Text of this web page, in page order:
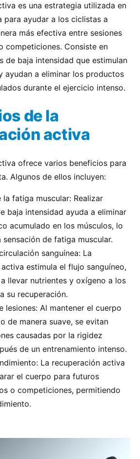
es una estrategia utilizada en
para ayudar a los ciclistas a
más efectiva entre sesiones
competiciones. Consiste en
de baja intensidad que estimulan
ayudan a eliminar los productos
durante el ejercicio intenso.
de la
activa
ofrece varios beneficios para
Algunos de ellos incluyen:
la fatiga muscular: Realizar
baja intensidad ayuda a eliminar
acumulado en los músculos, lo
sensación de fatiga muscular.
sanguínea: La
estimula el flujo sanguíneo,
llevar nutrientes y oxígeno a los
su recuperación.
lesiones: Al mantener el cuerpo
de manera suave, se evitan
causadas por la rigidez
de un entrenamiento intenso.
La recuperación activa
el cuerpo para futuros
o competiciones, permitiendo